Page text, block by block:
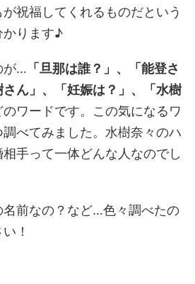
祝福してくれるものだという
かります♪
が… 「旦那は誰？」、「能登さ
ん」、「妊娠は？」、「水樹
のワードです。この気になるワ
べてみました。水樹奈々のハ
手って一体どんな人なのでし
名前なの？など…色々調べたの
！